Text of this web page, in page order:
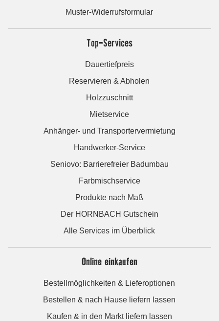
Muster-Widerrufsformular
Top-Services
Dauertiefpreis
Reservieren & Abholen
Holzzuschnitt
Mietservice
Anhänger- und Transportervermietung
Handwerker-Service
Seniovo: Barrierefreier Badumbau
Farbmischservice
Produkte nach Maß
Der HORNBACH Gutschein
Alle Services im Überblick
Online einkaufen
Bestellmöglichkeiten & Lieferoptionen
Bestellen & nach Hause liefern lassen
Kaufen & in den Markt liefern lassen